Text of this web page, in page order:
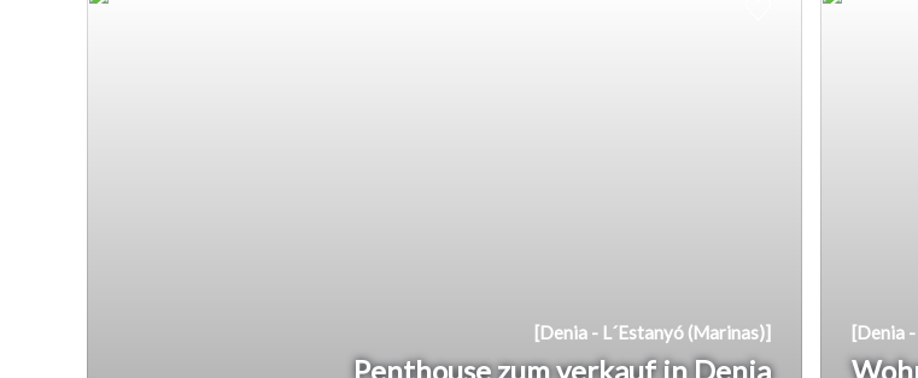
[Denia - L´Estanyó (Marinas)]
Penthouse zum verkauf in Denia
[Denia